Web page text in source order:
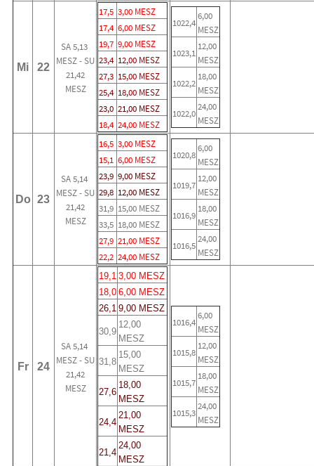
Mi 22
SA 5,13
MESZ - SU
21,42
MESZ
17,5 3,00 MESZ
17,4 6,00 MESZ
19,7 9,00 MESZ
23,4 12,00 MESZ
27,3 15,00 MESZ
25,4 18,00 MESZ
23,0 21,00 MESZ
18,4 24,00 MESZ
1022,4
6,00
MESZ
1023,1
12,00
MESZ
1022,2
18,00
MESZ
1022,0
24,00
MESZ
Do 23
SA 5,14
MESZ - SU
21,42
MESZ
16,5 3,00 MESZ
15,1 6,00 MESZ
23,9 9,00 MESZ
29,8 12,00 MESZ
31,9 15,00 MESZ
33,5 18,00 MESZ
27,9 21,00 MESZ
22,2 24,00 MESZ
1020,8
6,00
MESZ
1019,7
12,00
MESZ
1016,9
18,00
MESZ
1016,5
24,00
MESZ
Fr 24
SA 5,14
MESZ - SU
21,42
MESZ
19,1 3,00 MESZ
18,0 6,00 MESZ
26,1 9,00 MESZ
30,9
12,00
MESZ
31,8
15,00
MESZ
27,6
18,00
MESZ
24,4
21,00
MESZ
21,4
24,00
MESZ
1016,4
6,00
MESZ
1015,8
12,00
MESZ
1015,7
18,00
MESZ
1015,3
24,00
MESZ